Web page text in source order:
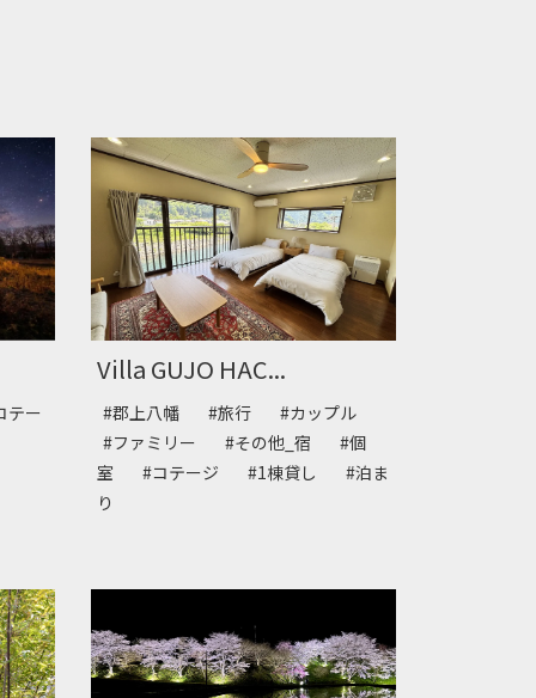
テー
Villa GUJO HAC...
#郡上八幡 #旅行
#カップル
#ファミリー
#その他_宿
#個
室
#コテージ #1棟貸し
#泊ま
り